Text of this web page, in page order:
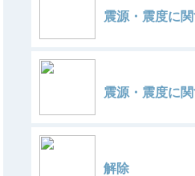
震源・震度に
震源・震度に
解除